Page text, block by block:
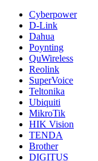
Cyberpower
D-Link
Dahua
Poynting
QuWireless
Reolink
SuperVoice
Teltonika
Ubiquiti
MikroTik
HIK Vision
TENDA
Brother
DIGITUS